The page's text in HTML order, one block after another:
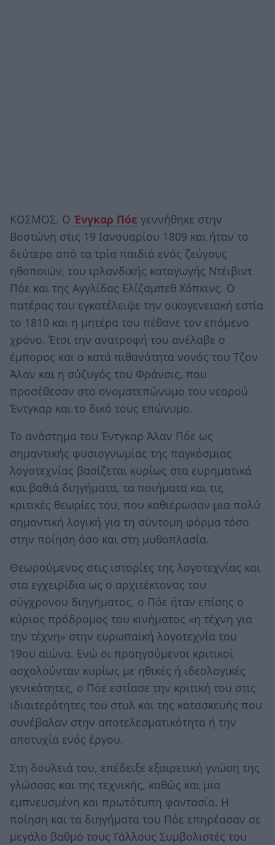
ΚΟΣΜΟΣ. Ο Ένγκαρ Πόε γεννήθηκε στην
Βοστώνη στις 19 Ιανουαρίου 1809 και ήταν το
δεύτερο από τα τρία παιδιά ενός ζεύγους
ηθοποιών, του ιρλανδικής καταγωγής Ντέιβιντ
Πόε και της Αγγλίδας Ελίζαμπεθ Χόπκινς. Ο
πατέρας του εγκατέλειψε την οικογενειακή εστία
το 1810 και η μητέρα του πέθανε τον επόμενο
χρόνο. Έτσι την ανατροφή του ανέλαβε ο
έμπορος και ο κατά πιθανότητα νονός του Τζον
Άλαν και η σύζυγός του Φράνσις, που
προσέθεσαν στο ονοματεπώνυμο του νεαρού
Έντγκαρ και το δικό τους επώνυμο.
Το ανάστημα του Έντγκαρ Άλαν Πόε ως
σημαντικής φυσιογνωμίας της παγκόσμιας
λογοτεχνίας βασίζεται κυρίως στα ευρηματικά
και βαθιά διηγήματα, τα ποιήματα και τις
κριτικές θεωρίες του, που καθιέρωσαν μια πολύ
σημαντική λογική για τη σύντομη φόρμα τόσο
στην ποίηση όσο και στη μυθοπλασία.
Θεωρούμενος στις ιστορίες της λογοτεχνίας και
στα εγχειρίδια ως ο αρχιτέκτονας του
σύγχρονου διηγήματος, ο Πόε ήταν επίσης ο
κύριος πρόδρομος του κινήματος «η τέχνη για
την τέχνη» στην ευρωπαϊκή λογοτεχνία του
19ου αιώνα. Ενώ οι προηγούμενοι κριτικοί
ασχολούνταν κυρίως με ηθικές ή ιδεολογικές
γενικότητες, ο Πόε εστίασε την κριτική του στις
ιδιαιτερότητες του στυλ και της κατασκευής που
συνέβαλαν στην αποτελεσματικότητα ή την
αποτυχία ενός έργου.
Στη δουλειά του, επέδειξε εξαιρετική γνώση της
γλώσσας και της τεχνικής, καθώς και μια
εμπνευσμένη και πρωτότυπη φαντασία. Η
ποίηση και τα διηγήματα του Πόε επηρέασαν σε
μεγάλο βαθμό τους Γάλλους Συμβολιστές του